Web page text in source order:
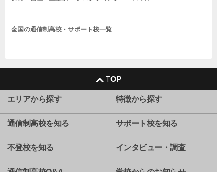
全国の通信制高校・サポート校一覧
TOP
エリアから探す 特徴から探す
通信制高校を知る サポート校を知る
不登校を知る インタビュー・調査